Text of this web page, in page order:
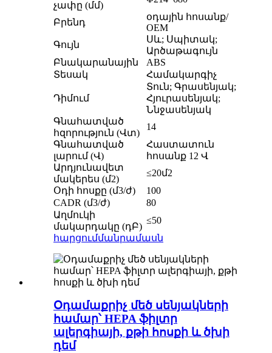
չափը (մմ)
Բրենդ
օդային հոսանք/
OEM
Գույն
Սև; Սպիտակ;
Արծաթագույն
Բնակարանային
ABS
Տեսակ
Համակարգիչ
Դիմում
Տուն; Գրասենյակ;
Հյուրասենյակ;
Ննջասենյակ
Գնահատված
հզորություն (Վտ)
14
Գնահատված
լարում (Վ)
Հաստատուն
հոսանք 12 Վ
Արդյունավետ
մակերես (մ2)
≤20մ2
Օդի հոսքը (մ3/ժ)
100
CADR (մ3/ժ)
80
Աղմուկի
մակարդակը (դԲ)
≤50
հարցումմանրամասն
Օդամաքրիչ մեծ սենյակների
համար՝ HEPA ֆիլտր
ալերգիայի, քթի հոսքի և ծխի
դեմ